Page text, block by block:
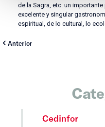
de la Sagra, etc. un
excelente y singular
espiritual, de lo cultural, lo
Anterior
Cedinfor